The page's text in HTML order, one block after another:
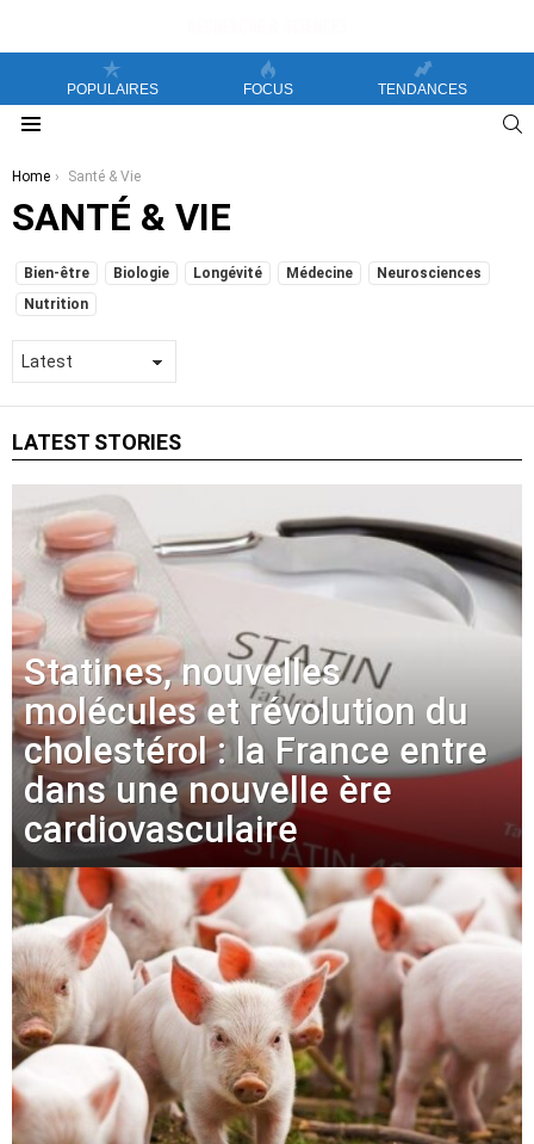
POPULAIRES FOCUS TENDANCES
You are here:
Home Santé & Vie
SANTÉ & VIE
SUBTERMS
Bien-être Biologie Longévité Médecine
Neurosciences
Nutrition
LATEST STORIES
Statines, nouvelles
molécules et révolution du
cholestérol : la France entre
dans une nouvelle ère
cardiovasculaire